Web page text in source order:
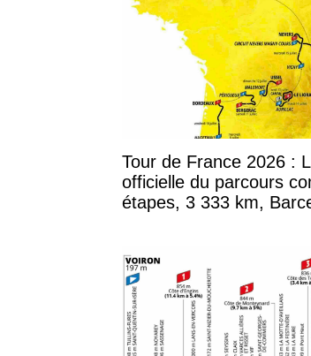
Tour de France 2026 :
officielle du parcours
étapes, 3 333 km,